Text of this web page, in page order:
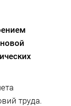
труда.